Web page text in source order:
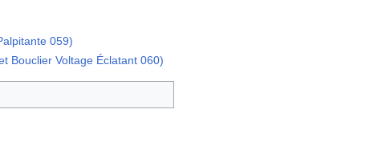
059)
Bouclier Voltage Éclatant 060)